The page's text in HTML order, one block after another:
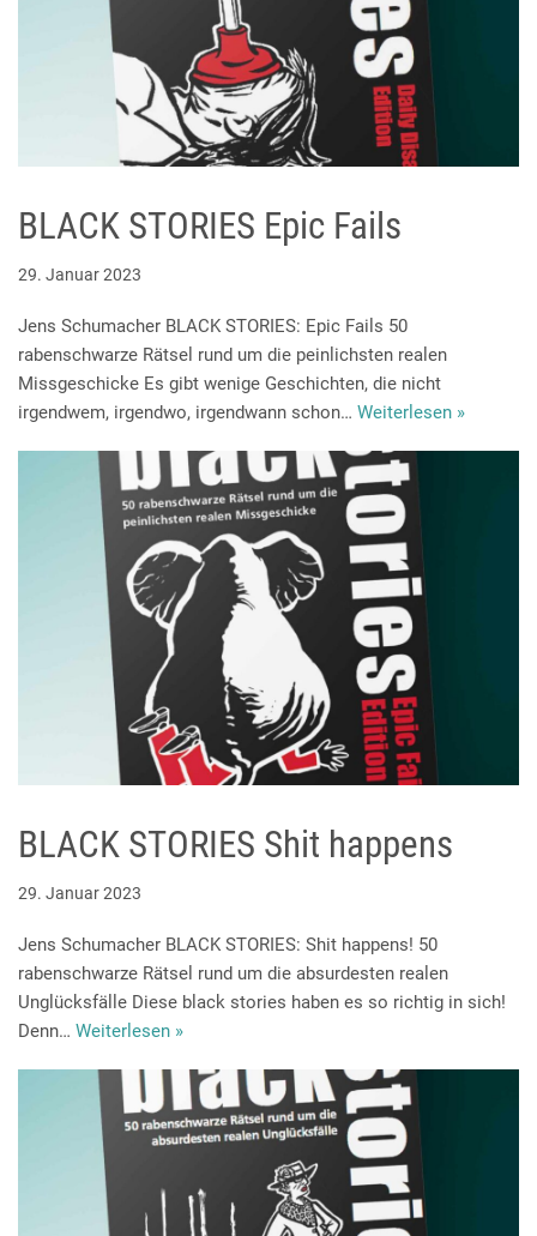
BLACK STORIES Epic Fails
29. Januar 2023
Jens Schumacher BLACK STORIES: Epic Fails 50
rabenschwarze Rätsel rund um die peinlichsten realen
Missgeschicke Es gibt wenige Geschichten, die nicht
irgendwem, irgendwo, irgendwann schon… Weiterlesen »
BLACK STORIES Shit happens
29. Januar 2023
Jens Schumacher BLACK STORIES: Shit happens! 50
rabenschwarze Rätsel rund um die absurdesten realen
Unglücksfälle Diese black stories haben es so richtig in sich!
Denn… Weiterlesen »